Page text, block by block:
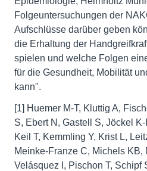
Folgeuntersuchungen der
Aufschlüsse darüber geben
die Erhaltung der
spielen und welche Folgen
für die Gesundheit, Mobilität
kann".
[1] Huemer M-T, Kluttig A,
S, Ebert N, Gastell S, Jöckel
Keil T, Kemmling Y, Krist L,
Meinke-Franze C, Michels
Velásquez I, Pischon T, Schipf